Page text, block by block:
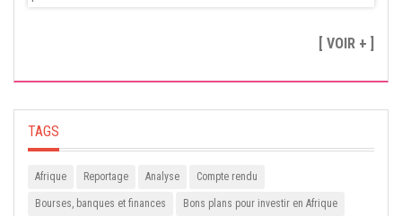
[ VOIR + ]
TAGS
Afrique Reportage Analyse Compte rendu
Bourses, banques et finances Bons plans pour investir en Afrique